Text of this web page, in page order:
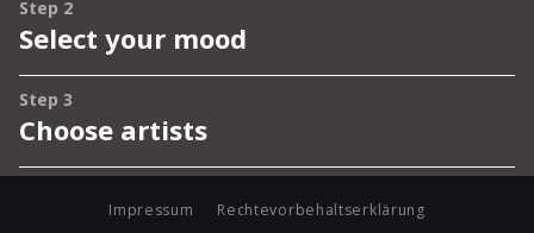
Impressum Rechtevorbehaltserklärung